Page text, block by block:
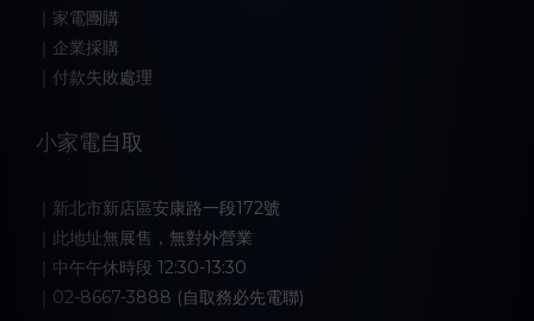
｜家電團購
｜企業採購
｜付款失敗處理
小家電自取
｜新北市新店區安康路一段172號
｜此地址無展售，無對外營業
｜中午午休時段 12:30-13:30
｜02-8667-3888 (自取務必先電聯)